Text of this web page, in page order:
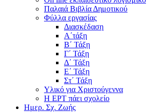
Παλαιά Βιβλία Δημοτικού
Φύλλα εργασίας
Διασκέδαση
Α΄τάξη
Β΄ Τάξη
Γ΄ Τάξη
Δ΄ Τάξη
Ε΄ Τάξη
Στ΄ Τάξη
Υλικό για Χριστούγεννα
Η ΕΡΤ πάει σχολείο
Ημερ. Σχ. Ζωής